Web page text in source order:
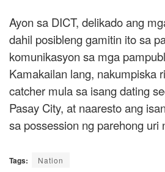
Ayon sa DICT, delikado ang
dahil posibleng gamitin ito sa
komunikasyon sa mga
Kamakailan lang, nakumpiska
catcher mula sa isang dating
Pasay City, at naaresto ang
sa possession ng parehong uri
Tags: Nation